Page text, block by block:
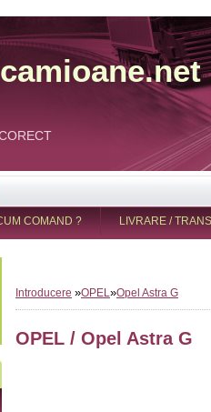
COMAND ? LIVRARE /
Introducere »OPEL»Opel Astra G
OPEL / Opel Astra G